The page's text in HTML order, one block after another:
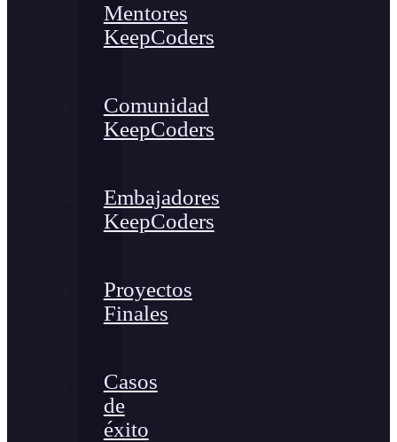
Mentores
KeepCoders
Comunidad
KeepCoders
Embajadores
KeepCoders
Proyectos
Finales
Casos
de
éxito